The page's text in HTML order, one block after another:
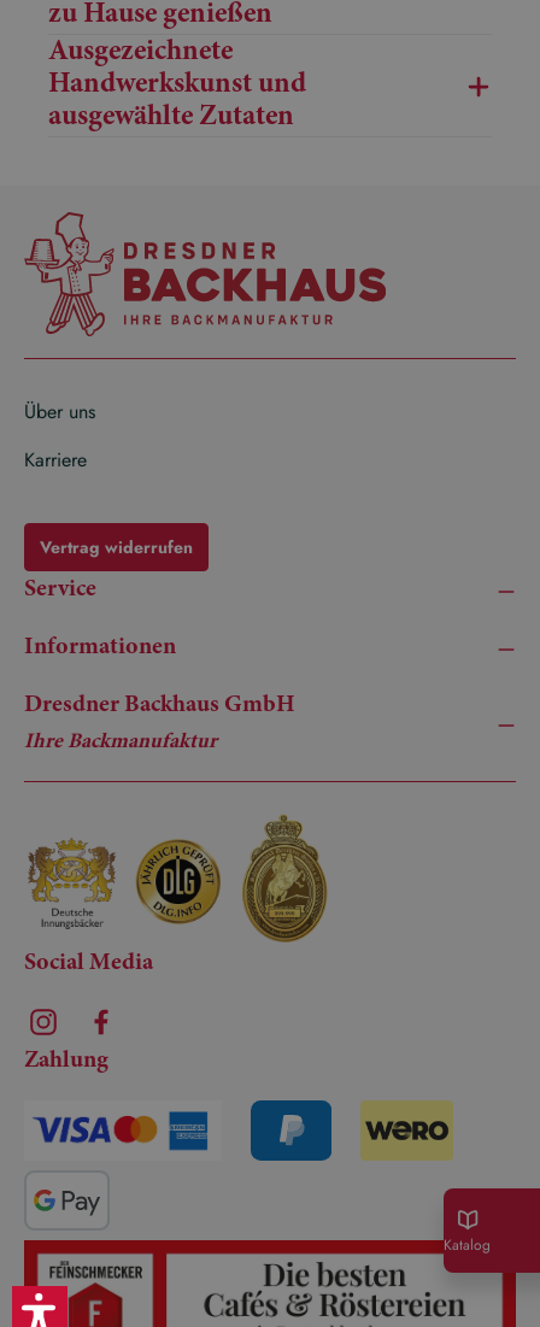
Katalog
zu Hause genießen
Ausgezeichnete
Handwerkskunst und
ausgewählte Zutaten
Über uns
Karriere
Vertrag widerrufen
Service
Informationen
Dresdner Backhaus GmbH
Ihre Backmanufaktur
Social Media
Zahlung